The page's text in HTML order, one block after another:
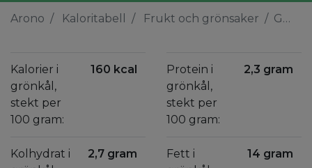
Arono Kaloritabell Frukt och grönsaker Grönkål, stekt
Kalorier i
grönkål,
stekt per
100 gram:
160 kcal
Kolhydrat i
2,7 gram
Protein i
grönkål,
stekt per
100 gram:
2,3 gram
Fett i
14 gram